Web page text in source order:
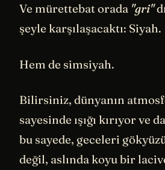
Ve mürettebat orada "gri"
şeyle karşılaşacaktı: Siyah.
Hem de simsiyah.
Bilirsiniz, dünyanın
sayesinde ışığı kırıyor ve
bu sayede, geceleri
değil, aslında koyu bir